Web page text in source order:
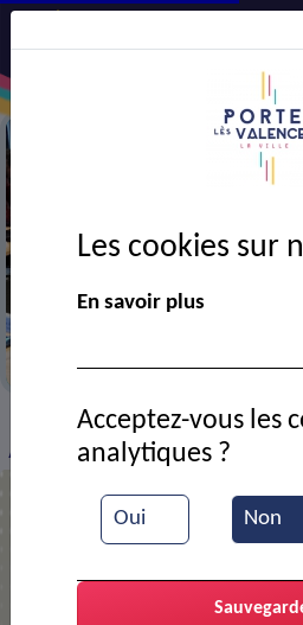
> VIE MUNICIPALE >
Affiche : Cinéma plein-air : les
Affiche : Cinéma
4
Les cookies sur
En savoir plus
Oui Non
Acceptez-vous les
analytiques ?